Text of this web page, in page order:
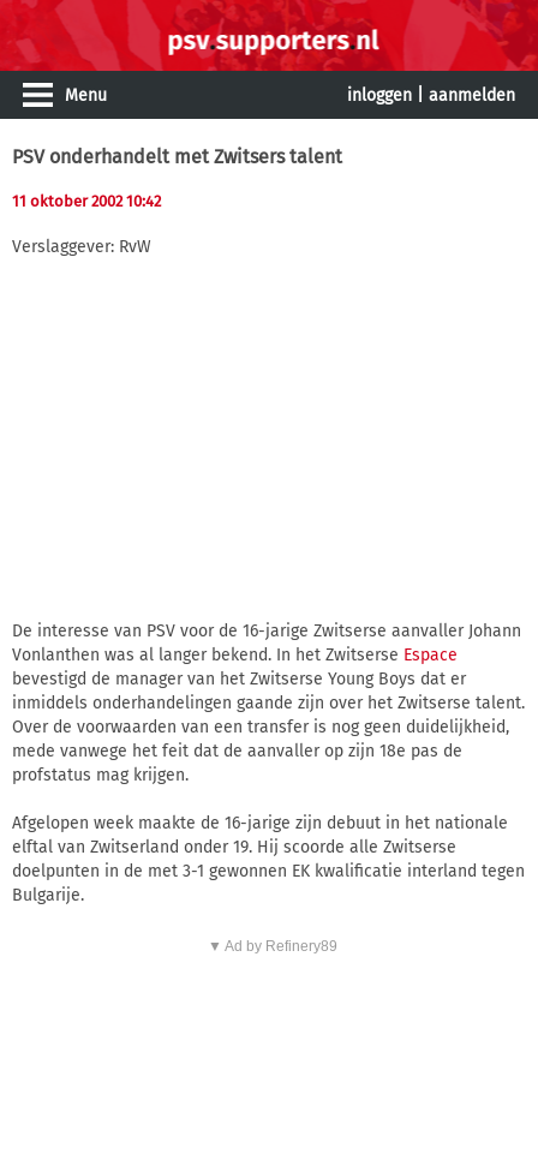
Menu inloggen aanmelden
PSV onderhandelt met Zwitsers talent
11 oktober 2002 10:42
Verslaggever: RvW
De interesse van PSV voor de 16-jarige Zwitserse aanvaller Johann
Vonlanthen was al langer bekend. In het Zwitserse Espace
bevestigd de manager van het Zwitserse Young Boys dat er
inmiddels onderhandelingen gaande zijn over het Zwitserse talent.
Over de voorwaarden van een transfer is nog geen duidelijkheid,
mede vanwege het feit dat de aanvaller op zijn 18e pas de
profstatus mag krijgen.
Afgelopen week maakte de 16-jarige zijn debuut in het nationale
elftal van Zwitserland onder 19. Hij scoorde alle Zwitserse
doelpunten in de met 3-1 gewonnen EK kwalificatie interland tegen
Bulgarije.
▼ Ad by Refinery89